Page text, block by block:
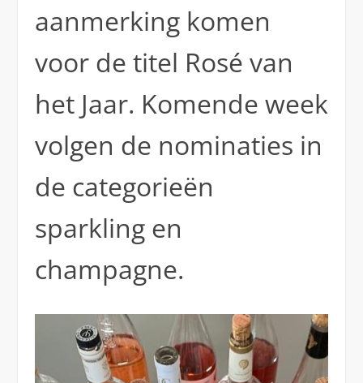
aanmerking komen
voor de titel Rosé van
het Jaar. Komende week
volgen de nominaties in
de categorieën
sparkling en
champagne.